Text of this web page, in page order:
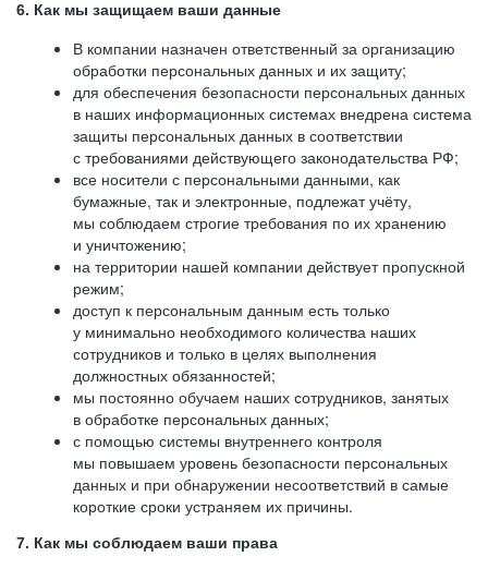
6. Как мы защищаем ваши данные
В компании назначен ответственный за организацию
обработки персональных данных и их защиту;
для обеспечения безопасности персональных данных
в наших информационных системах внедрена система
защиты персональных данных в соответствии
с требованиями действующего законодательства РФ;
все носители с персональными данными, как
бумажные, так и электронные, подлежат учёту,
мы соблюдаем строгие требования по их хранению
и уничтожению;
на территории нашей компании действует пропускной
режим;
доступ к персональным данным есть только
у минимально необходимого количества наших
сотрудников и только в целях выполнения
должностных обязанностей;
мы постоянно обучаем наших сотрудников, занятых
в обработке персональных данных;
с помощью системы внутреннего контроля
мы повышаем уровень безопасности персональных
данных и при обнаружении несоответствий в самые
короткие сроки устраняем их причины.
7. Как мы соблюдаем ваши права